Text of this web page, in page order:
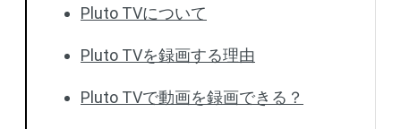
Pluto TVについて
Pluto TVを録画する理由
Pluto TVで動画を録画できる？